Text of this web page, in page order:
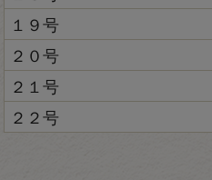
１９号
２０号
２１号
２２号